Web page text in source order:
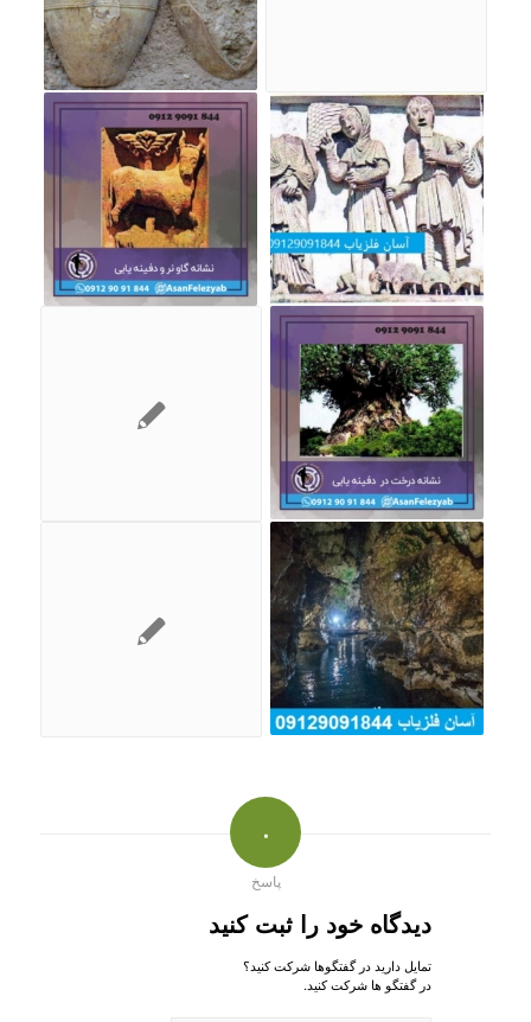
۰
پاسخ
دیدگاه خود را ثبت کنید
تمایل دارید در گفتگوها شرکت کنید؟
در گفتگو ها شرکت کنید.